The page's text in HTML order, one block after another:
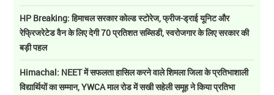
HP Breaking: हिमाचल सरकार कोल्ड स्टोरेज, फ्रीज-ड्राई यूनिट और
रेफ्रिजरेटेड वैन के लिए देगी 70 प्रतिशत सब्सिडी, स्वरोजगार के लिए सरकार की
बड़ी पहल
Himachal: NEET में सफलता हासिल करने वाले शिमला जिला के प्रतिभाशाली
विद्यार्थियों का सम्मान, YWCA माल रोड में सखी सहेली समूह ने किया प्रतिभा